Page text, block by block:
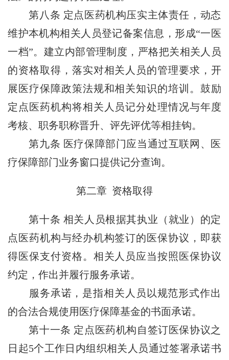
第八条 定点医药机构压实主体责任，动态
维护本机构相关人员登记备案信息，形成“一医
一档”。建立内部管理制度，严格把关相关人员
的资格取得，落实对相关人员的管理要求，开
展医疗保障政策法规和相关知识的培训。鼓励
定点医药机构将相关人员记分处理情况与年度
考核、职务职称晋升、评先评优等相挂钩。
第九条 医疗保障部门应当通过互联网、医
疗保障部门业务窗口提供记分查询。
第二章 资格取得
第十条 相关人员根据其执业（就业）的定
点医药机构与经办机构签订的医保协议，即获
得医保支付资格。相关人员应当按照医保协议
约定，作出并履行服务承诺。
服务承诺，是指相关人员以规范形式作出
的合法合规使用医疗保障基金的书面承诺。
第十一条 定点医药机构自签订医保协议之
日起5个工作日内组织相关人员通过签署承诺书